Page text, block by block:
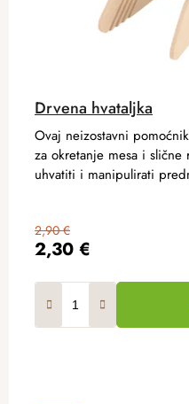
Drvena hvataljka
2,30 €
2,90 €
Ovaj neizostavni
za okretanje mesa i
uhvatiti i manipulirati